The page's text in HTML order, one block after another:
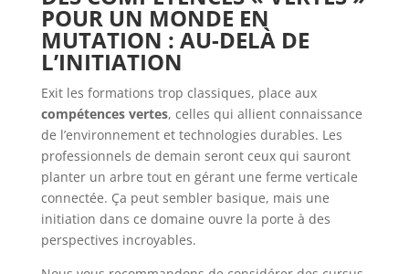
POUR UN MONDE EN
MUTATION : AU-DELÀ DE
L’INITIATION
Exit les formations trop classiques, place aux
compétences vertes, celles qui allient connaissance
de l’environnement et technologies durables. Les
professionnels de demain seront ceux qui sauront
planter un arbre tout en gérant une ferme verticale
connectée. Ça peut sembler basique, mais une
initiation dans ce domaine ouvre la porte à des
perspectives incroyables.